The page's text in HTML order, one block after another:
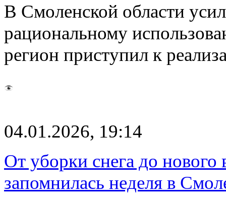
В Смоленской области
рациональному
регион приступил к
04.01.2026, 19:14
От уборки снега до
запомнилась неделя в